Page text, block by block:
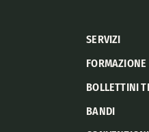
SERVIZI
FORMAZIONE
BOLLETTINI
BANDI